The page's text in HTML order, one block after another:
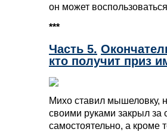
он может
***
Часть 5.
кто получит приз
Михо ставил мышеловку,
своими руками закрыл за
самостоятельно, а кроме